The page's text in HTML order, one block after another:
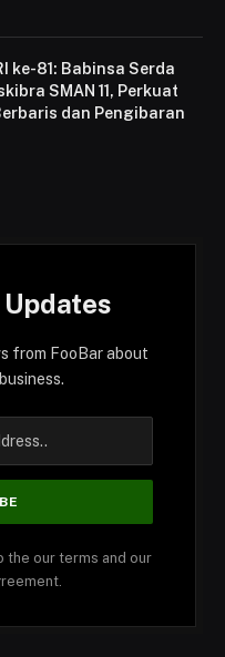
ke-81: Babinsa Serda
SMAN 11, Perkuat
dan Pengibaran
from FooBar about
the our terms and our